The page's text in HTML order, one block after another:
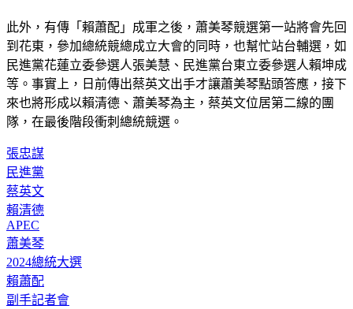
此外，有傳「賴蕭配」成軍之後，蕭美琴競選第一站將會先回
到花東，參加總統競總成立大會的同時，也幫忙站台輔選，如
民進黨花蓮立委參選人張美慧、民進黨台東立委參選人賴坤成
等。事實上，日前傳出蔡英文出手才讓蕭美琴點頭答應，接下
來也將形成以賴清德、蕭美琴為主，蔡英文位居第二線的團
隊，在最後階段衝刺總統競選。
張忠謀
民進黨
蔡英文
賴清德
APEC
蕭美琴
2024總統大選
賴蕭配
副手記者會